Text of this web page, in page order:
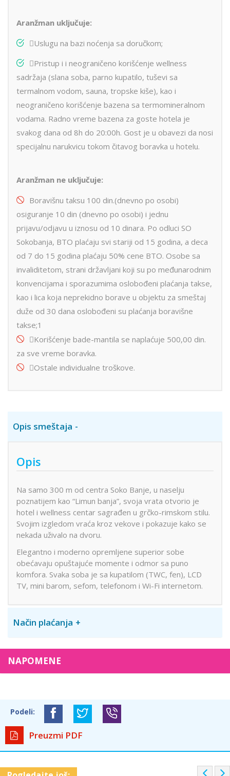
Aranžman uključuje:
Uslugu na bazi noćenja sa doručkom;
Pristup i i neograničeno korišćenje wellness
sadržaja (slana soba, parno kupatilo, tuševi sa
termalnom vodom, sauna, tropske kiše), kao i
neograničeno korišćenje bazena sa termomineralnom
vodama. Radno vreme bazena za goste hotela je
svakog dana od 8h do 20:00h. Gost je u obavezi da nosi
specijalnu narukvicu tokom čitavog boravka u hotelu.
Aranžman ne uključuje:
Boravišnu taksu 100 din.(dnevno po osobi)
osiguranje 10 din (dnevno po osobi) i jednu
prijavu/odjavu u iznosu od 10 dinara. Po odluci SO
Sokobanja, BTO plaćaju svi stariji od 15 godina, a deca
od 7 do 15 godina plaćaju 50% cene BTO. Osobe sa
invaliditetom, strani državljani koji su po međunarodnim
konvencijama i sporazumima oslobođeni plaćanja takse,
kao i lica koja neprekidno borave u objektu za smeštaj
duže od 30 dana oslobođeni su plaćanja boravišne
takse;1
Korišćenje bade-mantila se naplaćuje 500,00 din.
za sve vreme boravka.
Ostale individualne troškove.
Opis smeštaja
Opis
Na samo 300 m od centra Soko Banje, u naselju
poznatijem kao “Limun banja”, svoja vrata otvorio je
hotel i wellness centar sagrađen u grčko-rimskom stilu.
Svojim izgledom vraća kroz vekove i pokazuje kako se
nekada uživalo na dvoru.
Elegantno i moderno opremljene superior sobe
obećavaju opuštajuće momente i odmor sa puno
komfora. Svaka soba je sa kupatilom (TWC, fen), LCD
TV, mini barom, sefom, telefonom i Wi-Fi internetom.
Način plaćanja
NAPOMENE
Podeli:
Preuzmi PDF